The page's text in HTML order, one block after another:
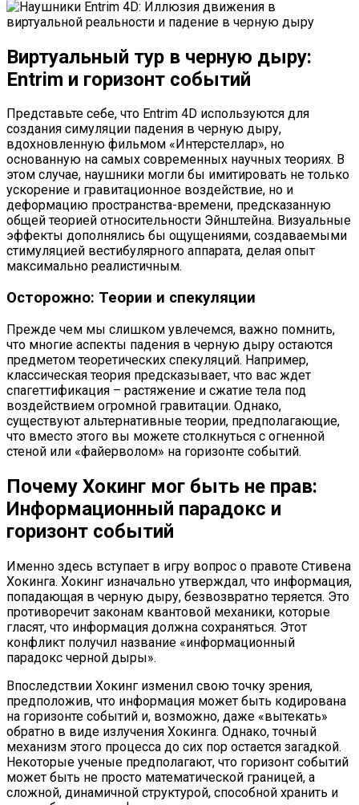
Виртуальный тур в черную дыру:
Entrim и горизонт событий
Представьте себе, что Entrim 4D используются для
создания симуляции падения в черную дыру,
вдохновленную фильмом «Интерстеллар», но
основанную на самых современных научных теориях. В
этом случае, наушники могли бы имитировать не только
ускорение и гравитационное воздействие, но и
деформацию пространства-времени, предсказанную
общей теорией относительности Эйнштейна. Визуальные
эффекты дополнялись бы ощущениями, создаваемыми
стимуляцией вестибулярного аппарата, делая опыт
максимально реалистичным.
Осторожно: Теории и спекуляции
Прежде чем мы слишком увлечемся, важно помнить,
что многие аспекты падения в черную дыру остаются
предметом теоретических спекуляций. Например,
классическая теория предсказывает, что вас ждет
спагеттификация – растяжение и сжатие тела под
воздействием огромной гравитации. Однако,
существуют альтернативные теории, предполагающие,
что вместо этого вы можете столкнуться с огненной
стеной или «файерволом» на горизонте событий.
Почему Хокинг мог быть не прав:
Информационный парадокс и
горизонт событий
Именно здесь вступает в игру вопрос о правоте Стивена
Хокинга. Хокинг изначально утверждал, что информация,
попадающая в черную дыру, безвозвратно теряется. Это
противоречит законам квантовой механики, которые
гласят, что информация должна сохраняться. Этот
конфликт получил название «информационный
парадокс черной дыры».
Впоследствии Хокинг изменил свою точку зрения,
предположив, что информация может быть кодирована
на горизонте событий и, возможно, даже «вытекать»
обратно в виде излучения Хокинга. Однако, точный
механизм этого процесса до сих пор остается загадкой.
Некоторые ученые предполагают, что горизонт событий
может быть не просто математической границей, а
сложной, динамичной структурой, способной хранить и